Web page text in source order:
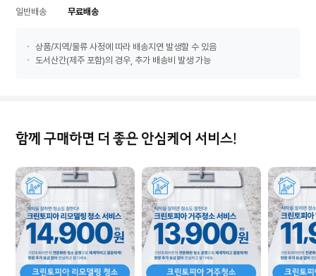
일반배송 무료배송
상품/지역/물류 사정에 따라 배송지연 발생할 수 있음
도서산간(제주 포함)의 경우, 추가 배송비 발생 가능
함께 구매하면 더 좋은 안심케어 서비스!